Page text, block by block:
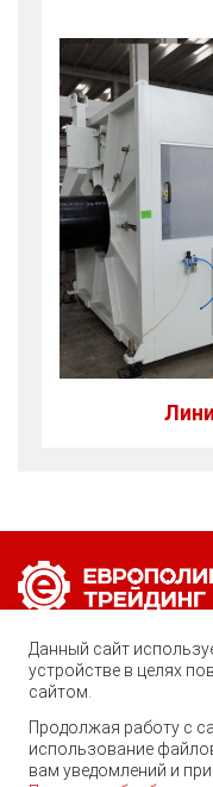
Позвоните нам по
8 (800) 222-
Ростов-на-Дону, ул.
trade@ep-group.ru
Данный сайт
устройстве в целях
сайтом.
Продолжая работу с
использование
вам уведомлений и